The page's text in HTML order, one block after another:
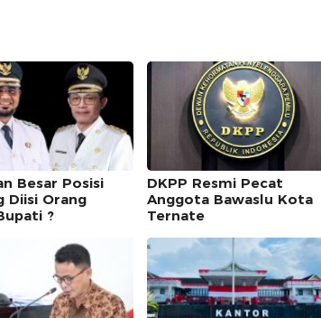
Besar Posisi
Diisi Orang
?
DKPP Resmi Pecat
Anggota Bawaslu Kota
Ternate